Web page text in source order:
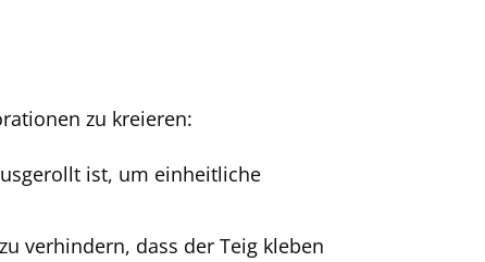
zu kreieren:
ist, um einheitliche
verhindern, dass der Teig kleben